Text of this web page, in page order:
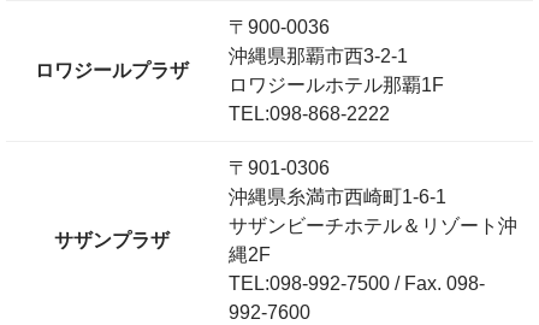
ロワジールプラザ
〒900-0036
沖縄県那覇市西3-2-1
ロワジールホテル那覇1F
TEL:098-868-2222
サザンプラザ
〒901-0306
沖縄県糸満市西崎町1-6-1
サザンビーチホテル＆リゾート沖
縄2F
TEL:098-992-7500 / Fax. 098-
992-7600